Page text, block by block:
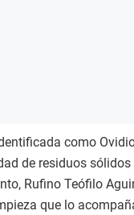
como
de residuos sólidos
Rufino Teófilo
que lo